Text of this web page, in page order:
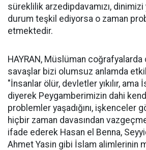
süreklilik arzedipdavamızı, dinimizi
durum teşkil ediyorsa o zaman
etmektedir.
HAYRAN, Müslüman coğrafyalarda
savaşlar bizi olumsuz anlamda
"İnsanlar ölür, devletler yıkılır, ama
diyerek Peygamberimizin dahi
problemler yaşadığını, işkenceler
hiçbir zaman davasından
ifade ederek Hasan el Benna,
Ahmet Yasin gibi İslam alimlerinin